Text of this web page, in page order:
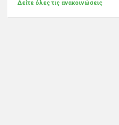
Δείτε όλες τις ανακοινώσεις